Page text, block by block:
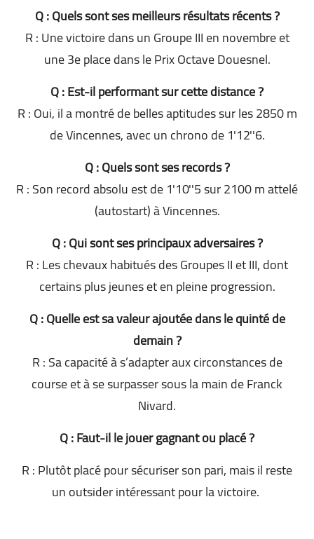
Q : Quels sont ses meilleurs résultats récents ?
R : Une victoire dans un Groupe III en novembre et
une 3e place dans le Prix Octave Douesnel.
Q : Est-il performant sur cette distance ?
R : Oui, il a montré de belles aptitudes sur les 2850 m
de Vincennes, avec un chrono de 1'12''6.
Q : Quels sont ses records ?
R : Son record absolu est de 1'10''5 sur 2100 m attelé
(autostart) à Vincennes.
Q : Qui sont ses principaux adversaires ?
R : Les chevaux habitués des Groupes II et III, dont
certains plus jeunes et en pleine progression.
Q : Quelle est sa valeur ajoutée dans le quinté de
demain ?
R : Sa capacité à s’adapter aux circonstances de
course et à se surpasser sous la main de Franck
Nivard.
Q : Faut-il le jouer gagnant ou placé ?
R : Plutôt placé pour sécuriser son pari, mais il reste
un outsider intéressant pour la victoire.